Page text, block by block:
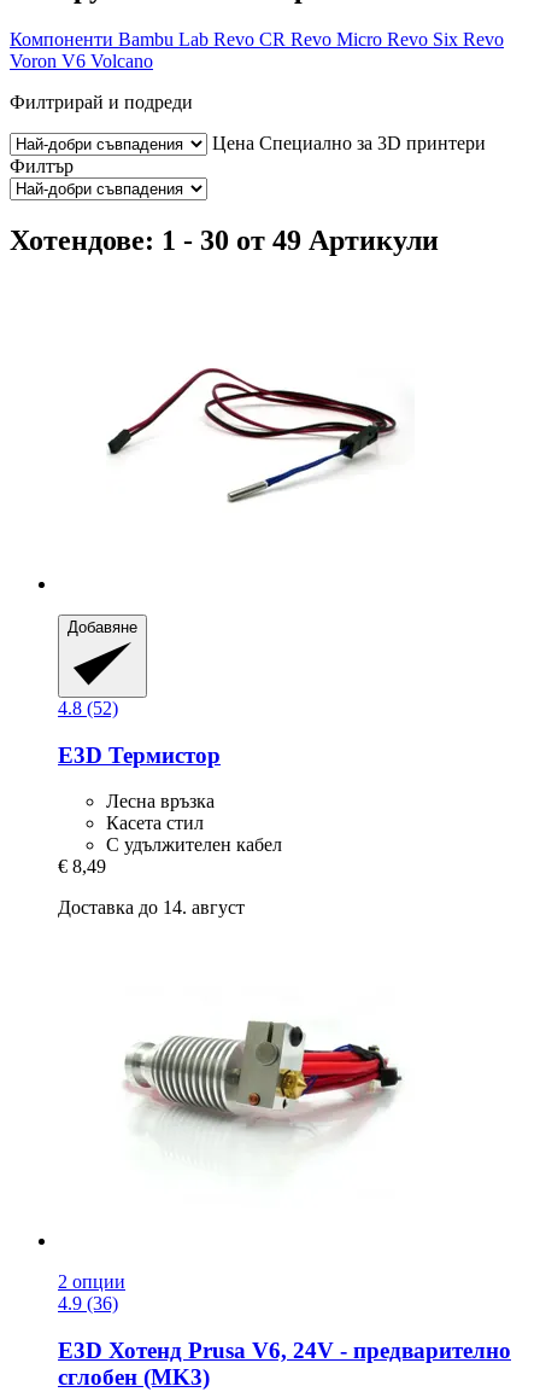
Компоненти Bambu Lab Revo CR Revo Micro Revo Six Revo
Voron V6 Volcano
Филтрирай и подреди
Цена Специално за 3D принтери
Филтър
Хотендове: 1 - 30 от 49 Артикули
Добавяне
4.8 (52)
E3D Термистор
Лесна връзка
Касета стил
С удължителен кабел
€ 8,49
Доставка до 14. август
2 опции
4.9 (36)
E3D Хотенд Prusa V6, 24V -​ предварително
сглобен (MK3)